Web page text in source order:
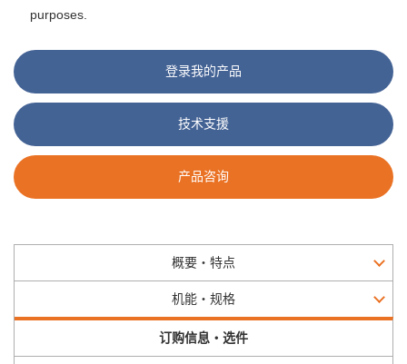
purposes.
登录我的产品
技术支援
产品咨询
概要・特点
机能・规格
订购信息・选件